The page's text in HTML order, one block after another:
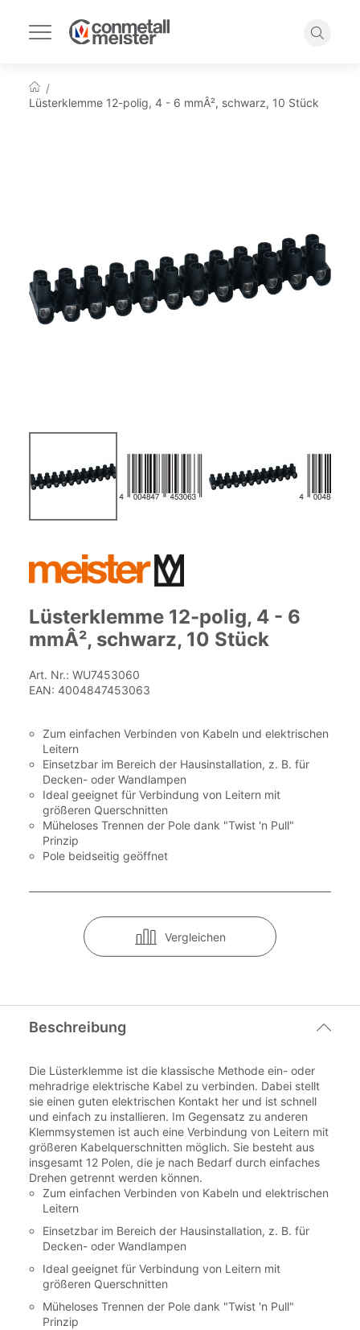
Navigation
umschalten
Suche
Startseite
Lüsterklemme 12-polig, 4 - 6 mmÂ², schwarz, 10 Stück
der
Bildgalerie
Lüsterklemme 12-polig, 4 - 6
mmÂ², schwarz, 10 Stück
Art. Nr.: WU7453060
EAN: 4004847453063
Zum einfachen Verbinden von Kabeln und elektrischen
Leitern
Einsetzbar im Bereich der Hausinstallation, z. B. für
Decken- oder Wandlampen
Ideal geeignet für Verbindung von Leitern mit
größeren Querschnitten
Müheloses Trennen der Pole dank "Twist 'n Pull"
Prinzip
Pole beidseitig geöffnet
Vergleichen
Beschreibung
Die Lüsterklemme ist die klassische Methode ein- oder
mehradrige elektrische Kabel zu verbinden. Dabei stellt
sie einen guten elektrischen Kontakt her und ist schnell
und einfach zu installieren. Im Gegensatz zu anderen
Klemmsystemen ist auch eine Verbindung von Leitern mit
größeren Kabelquerschnitten möglich. Sie besteht aus
insgesamt 12 Polen, die je nach Bedarf durch einfaches
Drehen getrennt werden können.
Zum einfachen Verbinden von Kabeln und elektrischen
Leitern
Einsetzbar im Bereich der Hausinstallation, z. B. für
Decken- oder Wandlampen
Ideal geeignet für Verbindung von Leitern mit
größeren Querschnitten
Müheloses Trennen der Pole dank "Twist 'n Pull"
Prinzip